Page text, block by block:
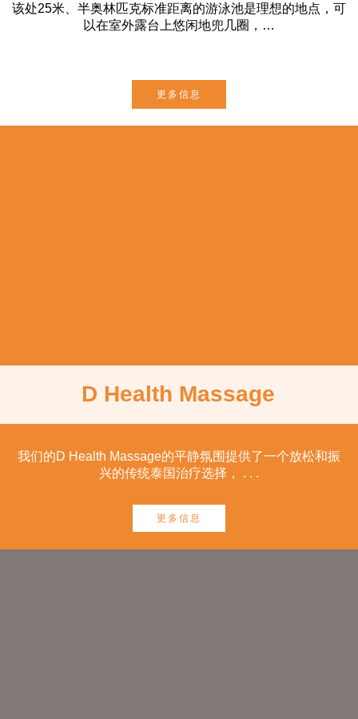
该处25米、半奥林匹克标准距离的游泳池是理想的地点，可
以在室外露台上悠闲地兜几圈，…
更多信息
我们的D Health Massage的平静氛围提供了一个放松和振
兴的传统泰国治疗选择， . . .
更多信息